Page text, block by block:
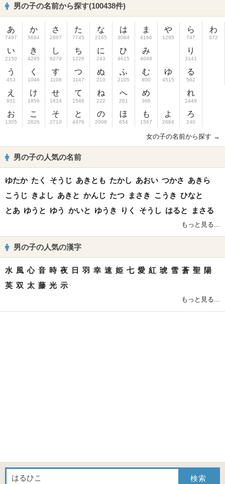
男の子の名前から探す(100438件)
あ
7497
い
2150
う
453
え
931
お
1305
か
5684
き
4295
く
1046
け
1859
こ
2826
さ
2867
し
6279
す
1108
せ
1814
そ
2710
た
7745
ち
1226
つ
1147
て
1546
と
4476
な
2165
に
243
ぬ
210
ね
222
の
2008
は
3084
ひ
4615
ふ
2105
へ
261
ほ
654
ま
4166
み
4048
む
800
め
306
も
1567
や
1295
ゆ
4515
よ
2684
ら
747
り
3141
る
562
れ
1449
ろ
240
わ
372
女の子の名前から探す →
男の子の人気の名前
ゆたか たく そうじ あきとも たかし あおい つかさ あきら
こうじ きよし あきと かんじ たつ まさき こうき ひなと
とあ ゆうと ゆう かいと ゆうき りく そうし はると まさる
もっと見る...
男の子の人気の漢字
水 風 心 音 時 夜 日 羽 幸 速 姫 七 愛 紅 琥 雪 蒼 聖 陽
英 双 太 藤 光 示
もっと見る...